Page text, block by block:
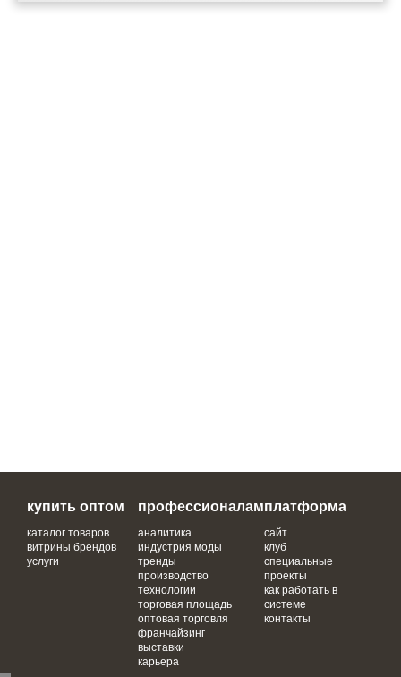
купить оптом
каталог товаров
витрины брендов
услуги
профессионалам
аналитика
индустрия моды
тренды
производство
технологии
торговая площадь
оптовая торговля
франчайзинг
выставки
карьера
платформа
сайт
клуб
специальные
проекты
как работать в
системе
контакты